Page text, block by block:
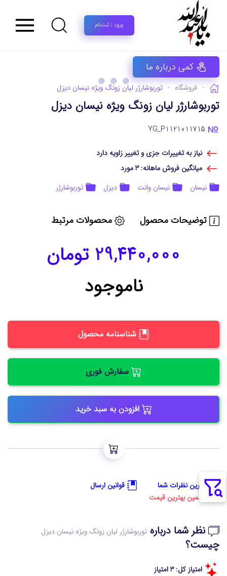
ورود | ثبت‌نام
کمی درباره ما
فروشگاه توربوشارژر لیان‌ زونگ ویژه نیسان دیزل
توربوشارژر لیان‌ زونگ ویژه نیسان دیزل
نیاز به تغییرات جزی و تغییر زاویه دارد
میانگین فروش ماهانه: 3 مورد
نیسان
نیسان وانت دیزل توربوشارژر
توضیحات محصول محصولات مرتبط
29,440,000 تومان
ناموجود
شناسنامه محصول
سفارش فوری
افزودن به سبد خرید
آخرین نظرات شما
قوانین ارسال
تضمین بهترین قیمت
نظر شما درباره توربوشارژر لیان‌ زونگ ویژه نیسان دیزل
چیست؟
امتیاز کل: 3 امتیاز